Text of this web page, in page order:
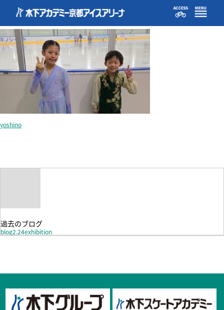
blog2.24exhibition
yoshino
過去のブログ
blog2.24exhibition